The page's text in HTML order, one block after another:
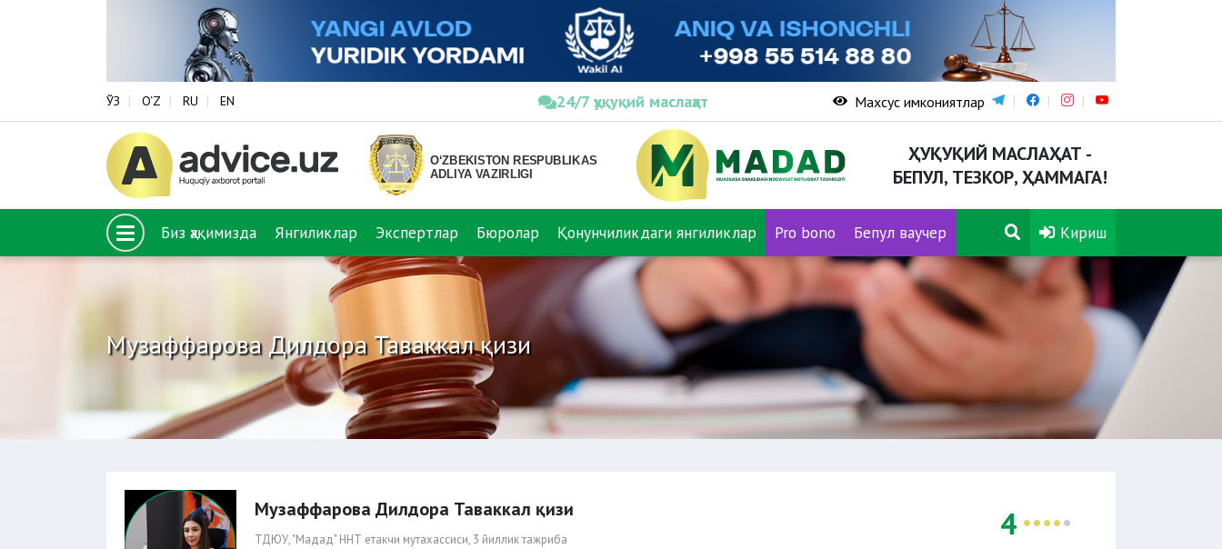
ЎЗ O‘Z RU EN 24/7 ҳуқуқий маслаҳат Махсус имкониятлар
ҲУҚУҚИЙ МАСЛАҲАТ -
БЕПУЛ, ТЕЗКОР, ҲАММАГА!
Биз ҳақимизда Янгиликлар Экспертлар Бюролар Қонунчиликдаги янгиликлар Pro bono Бепул ваучер Кириш
Музаффарова Дилдора Таваккал қизи
Музаффарова Дилдора Таваккал қизи
ТДЮУ, "Мадад" ННТ етакчи мутахассиси, 3 йиллик тажриба 4